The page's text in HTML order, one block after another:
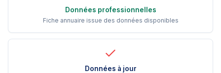
Données professionnelles
Fiche annuaire issue des données disponibles
Données à jour